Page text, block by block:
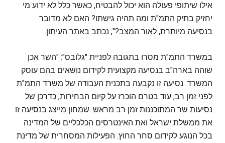
אילו שיתופי פעולה הוא יכול להבטיח, כאשר כלל לא ידוע מי
יחזיק בתיק התמ"ת ומה תהיה גישתו? האם לא מדובר
בנסיעה מיותרת, לאור המצב?", נכתב באתר העיתון.
במשרד התמ"ת מסרו בתגובה לפניית "גלובס": "השר אכן
שוהה בארה"ב בנסיעה מקצועית לקידום נושאים בהם עוסק
המשרד. נסיעה זו נקבעה בתכנית העבודה של משרד התמ"ת
לפני זמן רב, עוד בטרם הוכרז על קיום הבחירות, כדרכן של
נסיעות שר המתוכננות זמן רב מראש. שמחון מייצג בנסיעה זו
את ממשלת ישראל ואת האינטרסים הכלכליים של המדינה
בכל הנוגע לקידום סחר החוץ. הפעילות המסחרית של מדינת